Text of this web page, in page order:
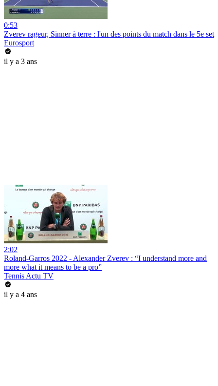
0:53
Zverev rageur, Sinner à terre : l'un des points du match dans le 5e set
Eurosport
il y a 3 ans
2:02
Roland-Garros 2022 - Alexander Zverev : “I understand more and
more what it means to be a pro”
Tennis Actu TV
il y a 4 ans